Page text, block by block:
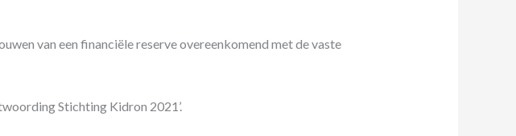
van een financiële reserve overeenkomend met de vaste
Stichting Kidron 2021’.